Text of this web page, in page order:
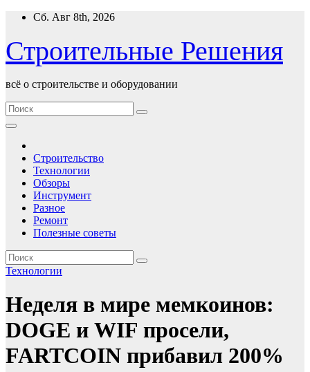
Перейти
содержимому
Сб. Авг 8th, 2026
Строительные Решения
всё о строительстве и оборудовании
Строительство
Технологии
Обзоры
Инструмент
Разное
Ремонт
Полезные советы
Технологии
Неделя в мире мемкоинов:
DOGE и WIF просели,
FARTCOIN прибавил 200%